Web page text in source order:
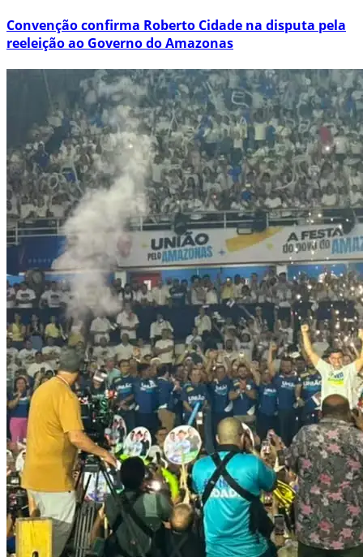
Convenção confirma Roberto Cidade na disputa pela
reeleição ao Governo do Amazonas